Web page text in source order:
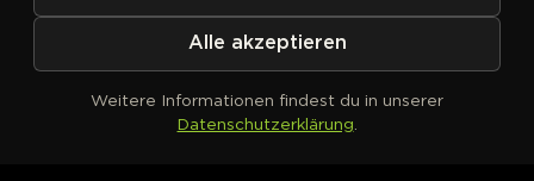
Kein Produkt definiert
Alle akzeptieren
Weitere Informationen findest du in unserer
Datenschutzerklärung